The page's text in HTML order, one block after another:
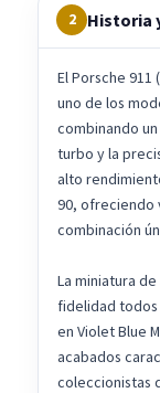
2 Historia
El Porsche 911
uno de los
combinando
turbo y la
alto
90, ofreciendo
combinación
La miniatura
fidelidad
en Violet Blue
acabados
coleccionistas